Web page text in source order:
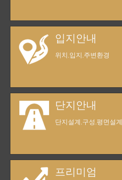
입지안내
위치,입지,주변환경
단지안내
단지설계,구성,평면설계
프리미엄